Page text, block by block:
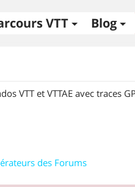
VTT Blog
VTT et VTTAE avec traces
des Forums